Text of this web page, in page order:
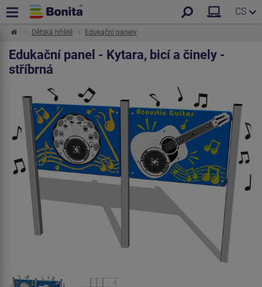
CS
Dětská hřiště Edukační panely
Edukační panel - Kytara, bicí a činely -
stříbrná